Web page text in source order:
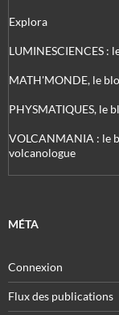
Explora
LUMINESCIENCES :
MATH'MONDE, le
PHYSMATIQUES, le
VOLCANMANIA : le
volcanologue
MÉTA
Connexion
Flux des publications